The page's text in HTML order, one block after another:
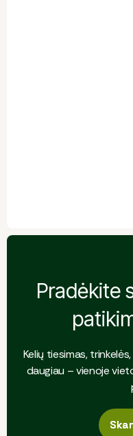
Pradėkite
Kelių tiesimas,
daugiau – vienoje